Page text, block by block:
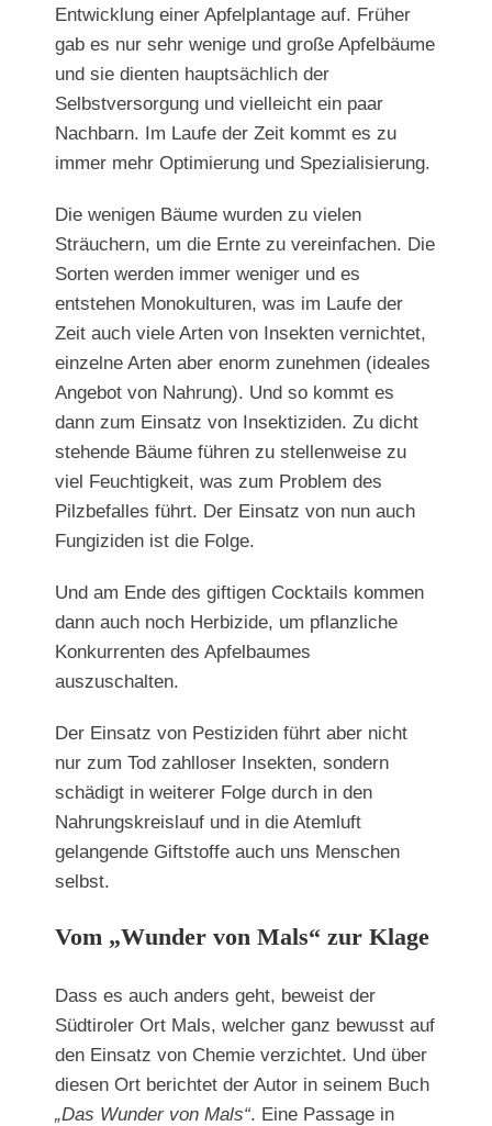
Entwicklung einer Apfelplantage auf. Früher
gab es nur sehr wenige und große Apfelbäume
und sie dienten hauptsächlich der
Selbstversorgung und vielleicht ein paar
Nachbarn. Im Laufe der Zeit kommt es zu
immer mehr Optimierung und Spezialisierung.
Die wenigen Bäume wurden zu vielen
Sträuchern, um die Ernte zu vereinfachen. Die
Sorten werden immer weniger und es
entstehen Monokulturen, was im Laufe der
Zeit auch viele Arten von Insekten vernichtet,
einzelne Arten aber enorm zunehmen (ideales
Angebot von Nahrung). Und so kommt es
dann zum Einsatz von Insektiziden. Zu dicht
stehende Bäume führen zu stellenweise zu
viel Feuchtigkeit, was zum Problem des
Pilzbefalles führt. Der Einsatz von nun auch
Fungiziden ist die Folge.
Und am Ende des giftigen Cocktails kommen
dann auch noch Herbizide, um pflanzliche
Konkurrenten des Apfelbaumes
auszuschalten.
Der Einsatz von Pestiziden führt aber nicht
nur zum Tod zahlloser Insekten, sondern
schädigt in weiterer Folge durch in den
Nahrungskreislauf und in die Atemluft
gelangende Giftstoffe auch uns Menschen
selbst.
Vom „Wunder von Mals“ zur Klage
Dass es auch anders geht, beweist der
Südtiroler Ort Mals, welcher ganz bewusst auf
den Einsatz von Chemie verzichtet. Und über
diesen Ort berichtet der Autor in seinem Buch
„Das Wunder von Mals“. Eine Passage in